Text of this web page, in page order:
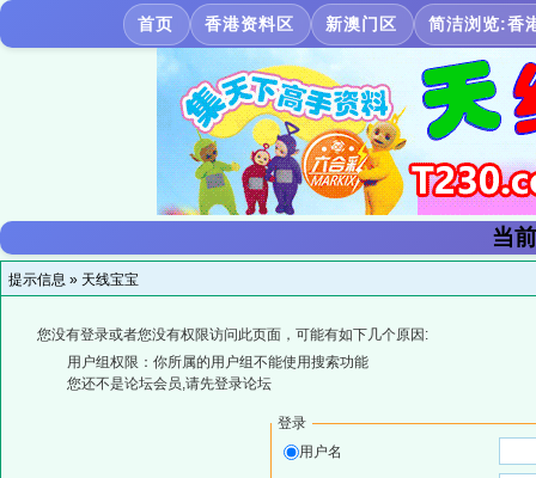
首页 香港资料区 新澳门区 简洁浏览:香
当
提示信息 » 天线宝宝
您没有登录或者您没有权限访问此页面，可能有如下几个原因:
用户组权限：你所属的用户组不能使用搜索功能
您还不是论坛会员,请先登录论坛
登录
用户名